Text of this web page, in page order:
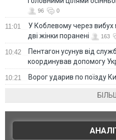
96 0
11:01
У Коблевому через вибух
дві жінки поранені
163
10:42
Пентагон усунув від
координував допомогу
10:21 Ворог ударив по поїзду